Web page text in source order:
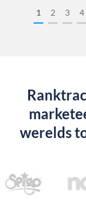
1 2 3 4
werelds